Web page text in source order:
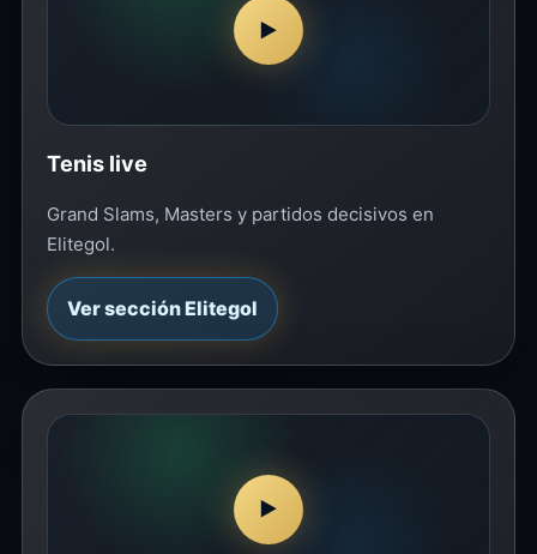
▶
Tenis live
Grand Slams, Masters y partidos decisivos en
Elitegol.
Ver sección Elitegol
▶